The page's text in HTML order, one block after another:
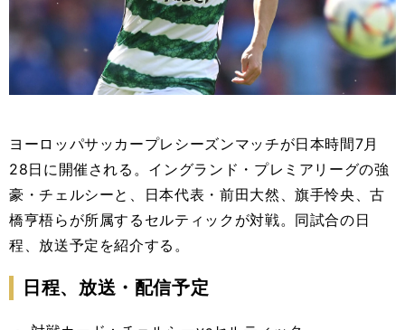
ヨーロッパサッカープレシーズンマッチが日本時間7月
28日に開催される。イングランド・プレミアリーグの強
豪・チェルシーと、日本代表・前田大然、旗手怜央、古
橋亨梧らが所属するセルティックが対戦。同試合の日
程、放送予定を紹介する。
日程、放送・配信予定